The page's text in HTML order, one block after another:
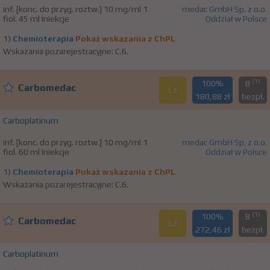
inf. [konc. do przyg. roztw.] 10 mg/ml 1
fiol. 45 ml Iniekcje
medac GmbH Sp. z o.o.
Oddział w Polsce
1) Chemioterapia Pokaż wskazania z ChPL
Wskazania pozarejestracyjne: C.6.
Carbomedac Lz
100%
180,88 zł
B (1)
bezpł.
Carboplatinum
inf. [konc. do przyg. roztw.] 10 mg/ml 1
fiol. 60 ml Iniekcje
medac GmbH Sp. z o.o.
Oddział w Polsce
1) Chemioterapia Pokaż wskazania z ChPL
Wskazania pozarejestracyjne: C.6.
Carbomedac Lz
100%
272,46 zł
B (1)
bezpł.
Carboplatinum